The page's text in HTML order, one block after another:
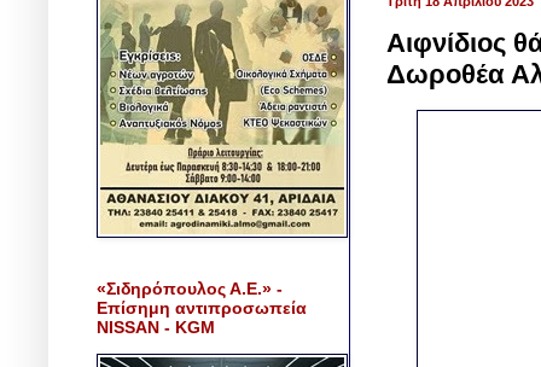
Αιφνίδιος
Δωροθέα
«Σιδηρόπουλος Α.Ε.» -
Επίσημη αντιπροσωπεία
NISSAN - KGM